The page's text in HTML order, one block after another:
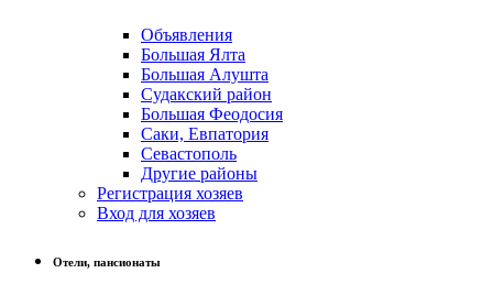
Объявления
Большая Ялта
Большая Алушта
Судакский район
Большая Феодосия
Саки, Евпатория
Севастополь
Другие районы
Регистрация хозяев
Вход для хозяев
Отели, пансионаты